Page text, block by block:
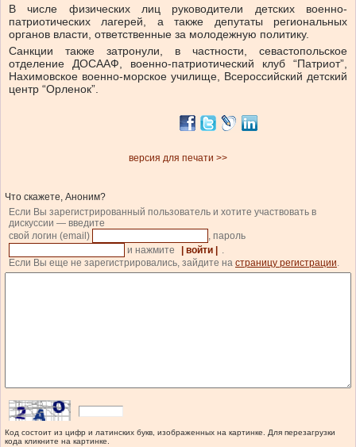
В числе физических лиц руководители детских военно-
патриотических лагерей, а также депутаты региональных
органов власти, ответственные за молодежную политику.
Санкции также затронули, в частности, севастопольское
отделение ДОСААФ, военно-патриотический клуб “Патриот”,
Нахимовское военно-морское училище, Всероссийский детский
центр “Орленок”.
версия для печати >>
Что скажете, Аноним?
Если Вы зарегистрированный пользователь и хотите участвовать в
дискуссии — введите
свой логин (email)
, пароль
и нажмите
| войти |
.
Если Вы еще не зарегистрировались, зайдите на страницу регистрации.
Код состоит из цифр и латинских букв, изображенных на картинке. Для перезагрузки
кода кликните на картинке.